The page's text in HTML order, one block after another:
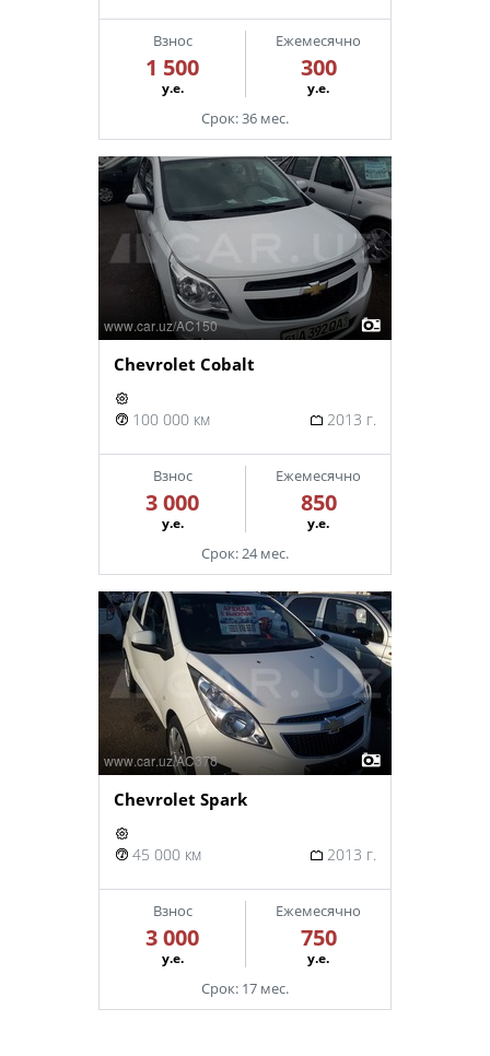
Взнос
1 500
у.е.
Ежемесячно
300
у.е.
Срок: 36 мес.
Chevrolet Cobalt
100 000 км 2013 г.
Взнос
3 000
у.е.
Ежемесячно
850
у.е.
Срок: 24 мес.
Chevrolet Spark
45 000 км 2013 г.
Взнос
3 000
у.е.
Ежемесячно
750
у.е.
Срок: 17 мес.